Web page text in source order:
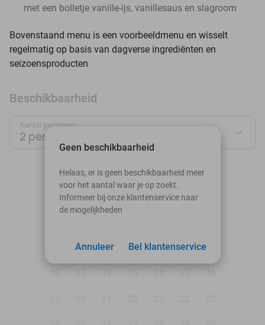
met een bolletje vanille-ijs, vanillesaus en slagroom
Bovenstaand menu is een voorbeeldmenu en wisselt
regelmatig op basis van dagverse ingrediënten en
seizoensproducten
Beschikbaarheid
Aantal personen:
2 personen
augustus 2026
Ma
Di Wo Do Vr
4 5 6 7 8
Geen beschikbaarheid
Helaas, er is geen beschikbaarheid meer
voor het aantal waar je op zoekt.
Informeer bij onze klantenservice naar
de mogelijkheden
Bel klantenservice
Annuleer